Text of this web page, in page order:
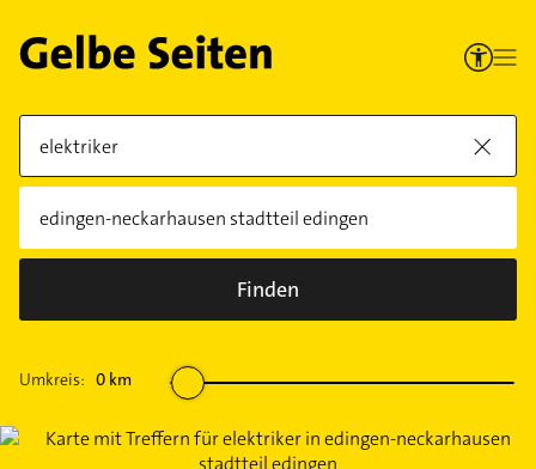
Finden
Umkreis: 0 km